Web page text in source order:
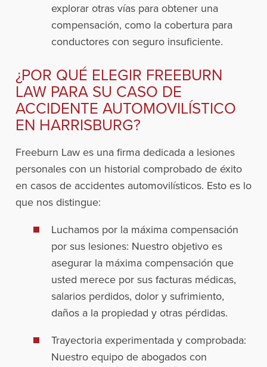
explorar otras vías para obtener una
compensación, como la cobertura para
conductores con seguro insuficiente.
¿POR QUÉ ELEGIR FREEBURN
LAW PARA SU CASO DE
ACCIDENTE AUTOMOVILÍSTICO
EN HARRISBURG?
Freeburn Law es una firma dedicada a lesiones
personales con un historial comprobado de éxito
en casos de accidentes automovilísticos. Esto es lo
que nos distingue:
Luchamos por la máxima compensación
por sus lesiones: Nuestro objetivo es
asegurar la máxima compensación que
usted merece por sus facturas médicas,
salarios perdidos, dolor y sufrimiento,
daños a la propiedad y otras pérdidas.
Trayectoria experimentada y comprobada:
Nuestro equipo de abogados con